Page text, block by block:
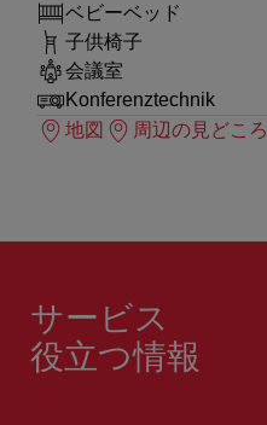
ベビーベッド
子供椅子
会議室
Konferenztechnik
地図
周辺の見どころ
サービス
役立つ情報